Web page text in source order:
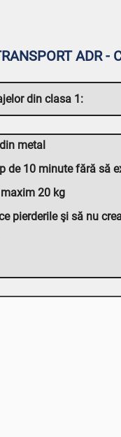
ADR -
din clasa 1:
metal
de 10 minute fără să
20 kg
pierderile şi să nu